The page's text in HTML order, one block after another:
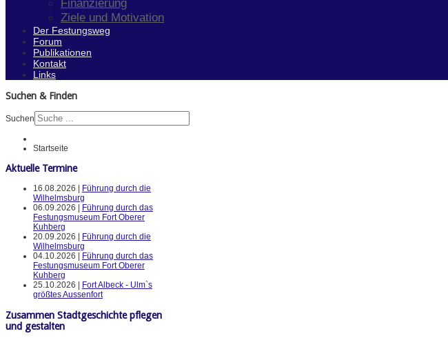
Finanzierung
Ziele und Motivation
Der Festungsweg
Forum
Publikationen
Kontakt
Links
Suchen & Finden
Suchen
Startseite
Aktuelle Termine
16.08.2026 |
Führung durch die
Wilhelmsburg
06.09.2026 |
Führung durch das
Festungsmuseum Fort Oberer
Kuhberg
20.09.2026 |
Führung durch die
Wilhelmsburg
04.10.2026 |
Führung durch das
Festungsmuseum Fort Oberer
Kuhberg
25.10.2026 |
Fort Albeck - Ulm`s
größtes Aussenfort
Zusammen Stadtgeschichte pflegen
und gestalten